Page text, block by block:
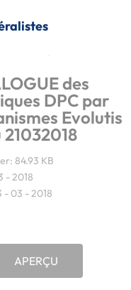
des
DPC par
Evolutis
21032018
84.93 KB
- 2018
- 03 - 2018
APERÇU